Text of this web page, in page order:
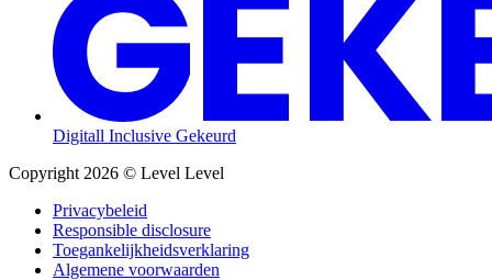
Digitall Inclusive Gekeurd
Copyright 2026 © Level Level
Privacybeleid
Responsible disclosure
Toegankelijk­heids­verklaring
Algemene voorwaarden